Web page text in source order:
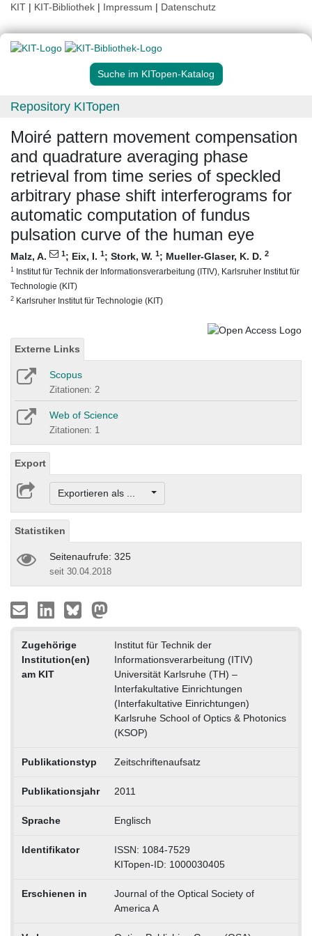
KIT | KIT-Bibliothek | Impressum | Datenschutz
Suche im KITopen-Katalog
Repository KITopen
Moiré pattern movement compensation
and quadrature averaging phase
retrieval from time series of speckled
arbitrary phase shift interferograms for
automatic computation of fundus
pulsation curve of the human eye
Malz, A. 1; Eix, I. 1; Stork, W. 1; Mueller-Glaser, K. D. 2
1 Institut für Technik der Informationsverarbeitung (ITIV), Karlsruher Institut für
Technologie (KIT)
2 Karlsruher Institut für Technologie (KIT)
Externe Links
Scopus
Zitationen: 2
Web of Science
Zitationen: 1
Export
Exportieren als ...
Statistiken
Seitenaufrufe: 325
seit 30.04.2018
Zugehörige
Institution(en)
am KIT
Institut für Technik der
Informationsverarbeitung (ITIV)
Universität Karlsruhe (TH) –
Interfakultative Einrichtungen
(Interfakultative Einrichtungen)
Karlsruhe School of Optics & Photonics
(KSOP)
Publikationstyp Zeitschriftenaufsatz
Publikationsjahr 2011
Sprache Englisch
Identifikator
ISSN: 1084-7529
KITopen-ID: 1000030405
Erschienen in
Journal of the Optical Society of
America A